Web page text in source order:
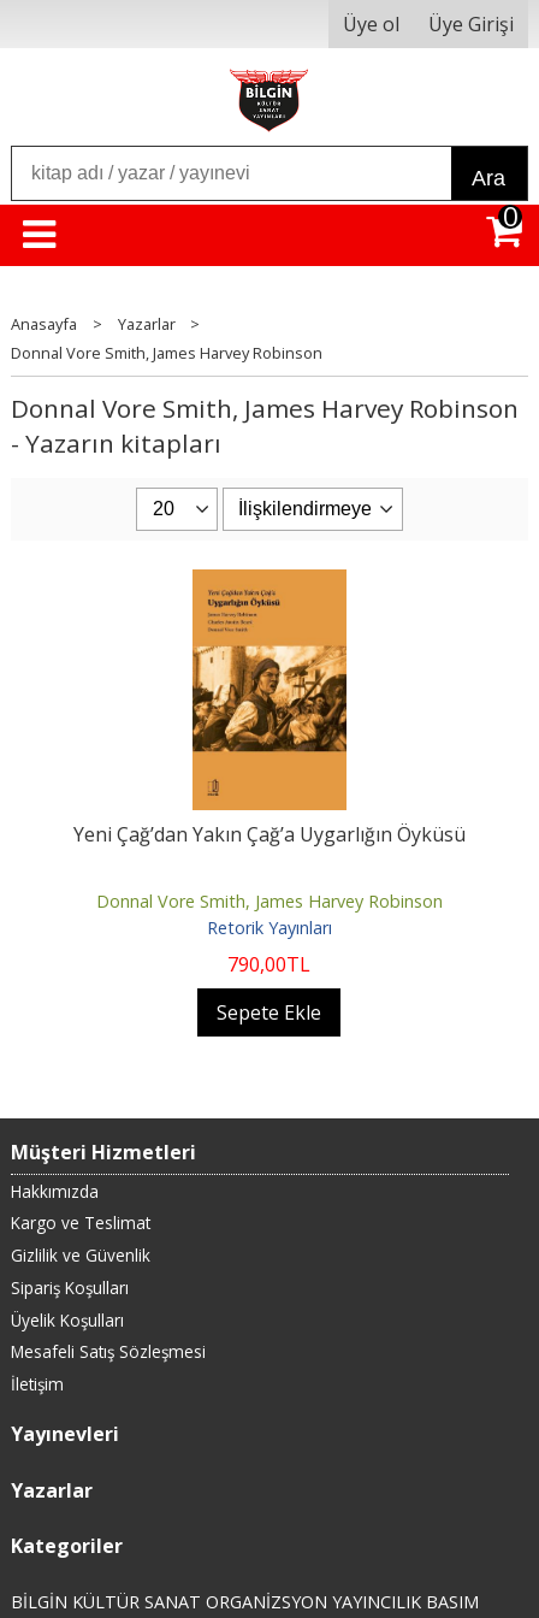
Üye ol Üye Girişi
Ara
0
Anasayfa > Yazarlar
>
Donnal Vore Smith, James Harvey Robinson
Donnal Vore Smith, James Harvey Robinson
- Yazarın kitapları
Yeni Çağ’dan Yakın Çağ’a Uygarlığın Öyküsü
Donnal Vore Smith, James Harvey Robinson
Retorik Yayınları
790,00TL
Sepete Ekle
Müşteri Hizmetleri
Hakkımızda
Kargo ve Teslimat
Gizlilik ve Güvenlik
Sipariş Koşulları
Üyelik Koşulları
Mesafeli Satış Sözleşmesi
İletişim
Yayınevleri
Yazarlar
Kategoriler
BİLGİN KÜLTÜR SANAT ORGANİZSYON YAYINCILIK BASIM